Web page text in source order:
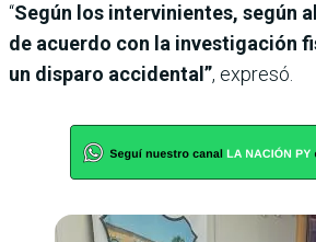
“Según los intervinientes, según
de acuerdo con la investigación
un disparo accidental”, expresó.